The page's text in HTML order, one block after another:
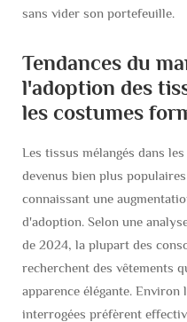
sans vider son portefeuille.
Tendances du
l'adoption des
les costumes
Les tissus mélangés dans
devenus bien plus
connaissant une
d'adoption. Selon une
de 2024, la plupart des
recherchent des vêtements
apparence élégante.
interrogées préfèrent